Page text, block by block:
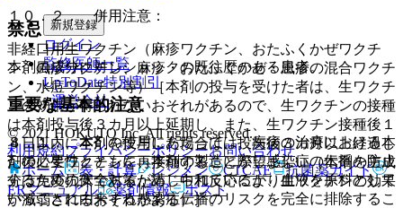
１０．２． 併用注意：
非経口用生ワクチン（麻疹ワクチン、おたふくかぜワクチ
ン、風疹ワクチン、麻疹・おたふくかぜ・風疹の混合ワクチ
ン、水痘ワクチン等）［本剤の投与を受けた者は、生ワクチ
ンの効果が得られないおそれがあるので、生ワクチンの接種
は本剤投与後３カ月以上延期し、また、生ワクチン接種後１
４日以内に本剤を投与した場合は、投与後３カ月以上経過し
た後に生ワクチンを再接種することが望ましい（本剤の主成
分は免疫抗体であるため、中和反応により生ワクチンの効果
が減弱されるおそれがある）］。
禁忌
本剤の成分に対しショックの既往歴のある患者。
重要な基本的注意
８．１． 本剤の使用にあたっては、疾病の治療における本
剤の必要性とともに、本剤の製造に際し感染症の伝播を防止
するための安全対策が講じられているが、血液を原料として
いることに由来する感染症伝播のリスクを完全に排除するこ
新規登録
ログイン
監修医師一覧
UpToDate特別割引
運営会社
© 2021 HOKUTO Inc. All rights reserved.
利用規約プライバシーポリシーお問い合わせ
ホーム
表・計算 レジメン CTCAE
抗菌薬ガイド
ERマニュアル
薬剤情報 ポスト